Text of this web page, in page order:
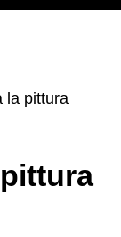
la pittura